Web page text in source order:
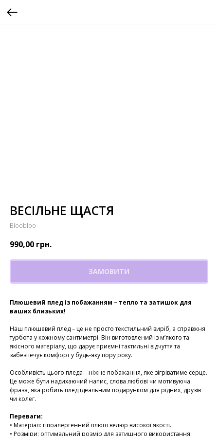
ВЕСІЛЬНЕ ЩАСТЯ
Bloobloo
990,00 грн.
ЗАМОВИТИ
Плюшевий плед із побажанням – тепло та затишок для
ваших близьких!
Наш плюшевий плед – це не просто текстильний виріб, а справжня
турбота у кожному сантиметрі. Він виготовлений із м’якого та
якісного матеріалу, що дарує приємні тактильні відчуття та
забезпечує комфорт у будь-яку пору року.
Особливість цього пледа – ніжне побажання, яке зігріватиме серце.
Це може бути надихаючий напис, слова любові чи мотивуюча
фраза, яка робить плед ідеальним подарунком для рідних, друзів
чи колег.
Переваги:
• Матеріал: гіпоалергенний плюш велюр високої якості.
• Розміри: оптимальний розмір для затишного використання.